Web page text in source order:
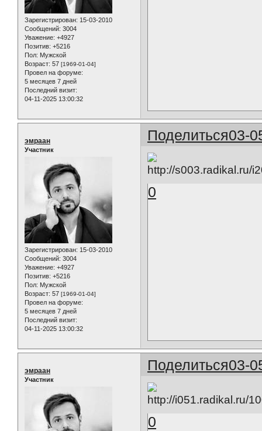
Зарегистрирован: 15-03-2010
Сообщений: 3004
Уважение: +4927
Позитив: +5216
Пол: Мужской
Возраст: 57 [1969-01-04]
Провел на форуме:
5 месяцев 7 дней
Последний визит:
04-11-2025 13:00:32
Поделиться03-
эмраан
Участник
Зарегистрирован: 15-03-2010
Сообщений: 3004
Уважение: +4927
Позитив: +5216
Пол: Мужской
Возраст: 57 [1969-01-04]
Провел на форуме:
5 месяцев 7 дней
Последний визит:
04-11-2025 13:00:32
0
Поделиться03-
эмраан
Участник
0